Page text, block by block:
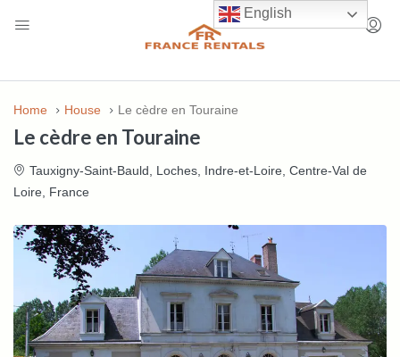
Home House Le cèdre en Touraine
Le cèdre en Touraine
Tauxigny-Saint-Bauld, Loches, Indre-et-Loire, Centre-Val de
Loire, France
English